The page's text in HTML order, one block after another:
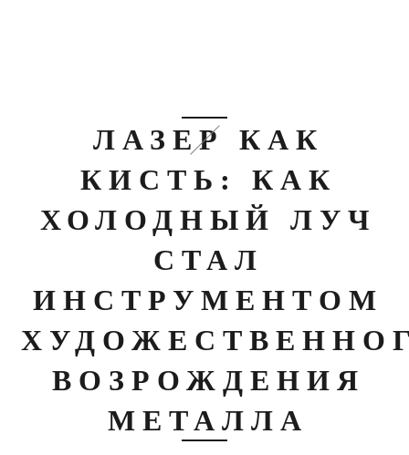
ЛАЗЕР КАК
КИСТЬ: КАК
ХОЛОДНЫЙ ЛУЧ
СТАЛ
ИНСТРУМЕНТОМ
ВОЗРОЖДЕНИЯ
МЕТАЛЛА